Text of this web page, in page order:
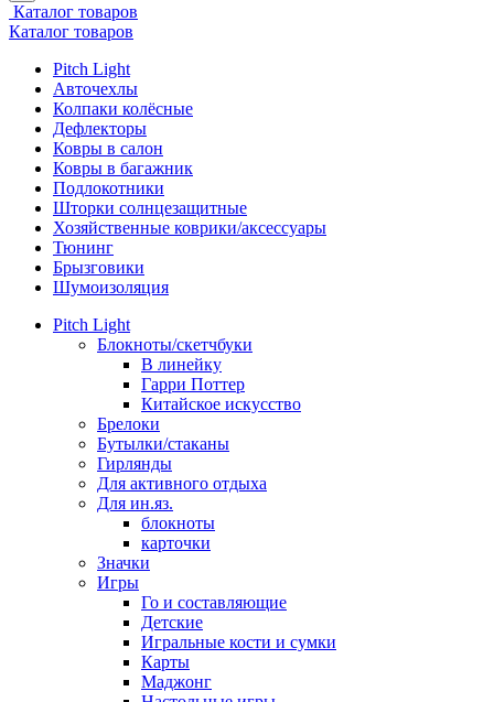
Каталог товаров
Каталог товаров
Pitch Light
Авточехлы
Колпаки колёсные
Дефлекторы
Ковры в салон
Ковры в багажник
Подлокотники
Шторки солнцезащитные
Хозяйственные коврики/аксессуары
Тюнинг
Брызговики
Шумоизоляция
Pitch Light
Блокноты/скетчбуки
В линейку
Гарри Поттер
Китайское искусство
Брелоки
Бутылки/стаканы
Гирлянды
Для активного отдыха
Для ин.яз.
блокноты
карточки
Значки
Игры
Го и составляющие
Детские
Игральные кости и сумки
Карты
Маджонг